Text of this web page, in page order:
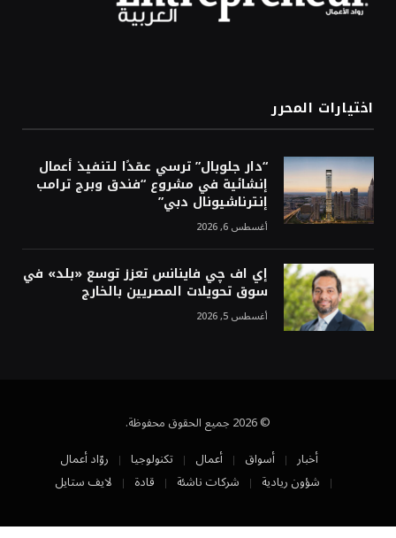
اختيارات المحرر
“دار جلوبال” ترسي عقدًا لتنفيذ أعمال
إنشائية في مشروع “فندق وبرج ترامب
إنترناشيونال دبي”
أغسطس 6, 2026
إي اف چي فاينانس تعزز توسع «بلد» في
سوق تحويلات المصريين بالخارج
أغسطس 5, 2026
© 2026 جميع الحقوق محفوظة.
أخبار
أسواق أعمال تكنولوجيا
روّاد أعمال
شؤون ريادية
شركات ناشئة قادة لايف ستايل